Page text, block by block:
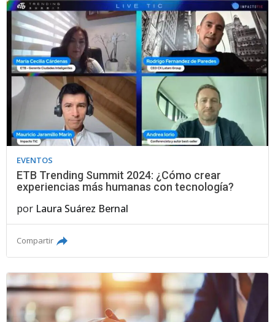
EVENTOS
ETB Trending Summit 2024: ¿Cómo crear
experiencias más humanas con tecnología?
por Laura Suárez Bernal
Compartir